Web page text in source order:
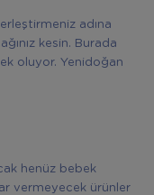
adına
kesin. Burada
oluyor. Yenidoğan
henüz bebek
vermeyecek ürünler